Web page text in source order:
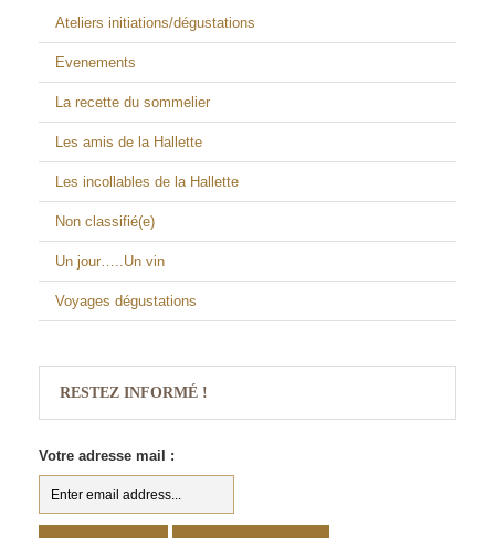
Ateliers initiations/dégustations
Evenements
La recette du sommelier
Les amis de la Hallette
Les incollables de la Hallette
Non classifié(e)
Un jour…..Un vin
Voyages dégustations
RESTEZ INFORMÉ !
Votre adresse mail :